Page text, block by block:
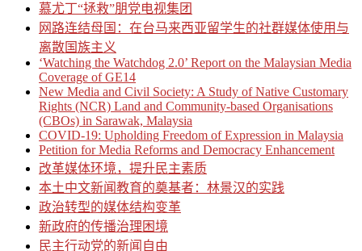
慕尤丁“拯救”朋党电视集团
网路连结母国：在台马来西亚留学生的社群媒体使用与
离散国族主义
‘Watching the Watchdog 2.0’ Report on the Malaysian Media
Coverage of GE14
New Media and Civil Society: A Study of Native Customary
Rights (NCR) Land and Community-based Organisations
(CBOs) in Sarawak, Malaysia
COVID-19: Upholding Freedom of Expression in Malaysia
Petition for Media Reforms and Democracy Enhancement
改革媒体环境，提升民主素质
本土中文新闻教育的奠基者：林景汉的实践
政治转型的媒体结构变革
新政府的传播治理困境
民主行动党的新闻自由